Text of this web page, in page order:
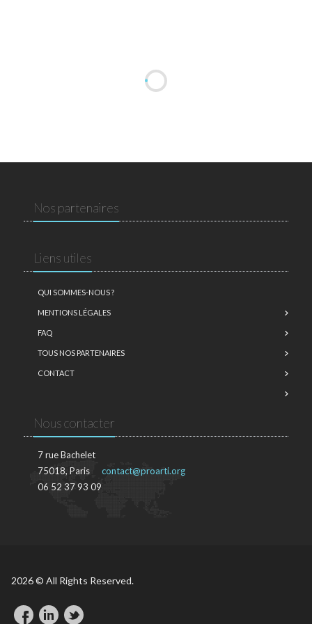
Nos partenaires
Liens utiles
QUI SOMMES-NOUS ?
MENTIONS LÉGALES
FAQ
TOUS NOS PARTENAIRES
CONTACT
Nous contacter
7 rue Bachelet
75018, Paris
06 52 37 93 09
contact@proarti.org
2026 © All Rights Reserved.